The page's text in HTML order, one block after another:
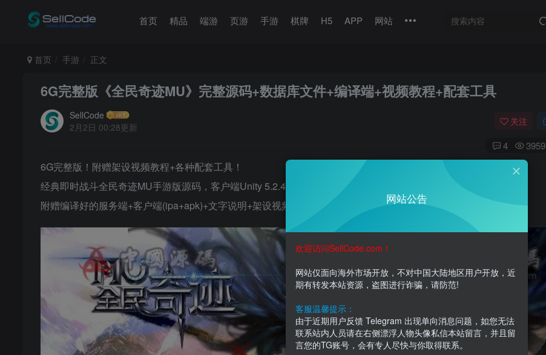
首页 精品 端游 页游 手游 棋牌 H5 APP 网站
首页 手游 正文
6G完整版《全民奇迹MU》完整源码+数据库文件+编译端+视频教程+配套工具
SellCode
2月2日 00:28更新
关注
4 3959
6G完整版！附赠架设视频教程+各种配套工具！
经典即时战斗全民奇迹MU手游版源码，客户端Unity 5.2.4f1开发，服务端C#开发，数据库完整，适合二次开发。
附赠编译好的服务端+客户端(ipa+apk)+文字说明+架设视频教程(高清)+配套工具
网站公告
欢迎访问SellCode.com！
网站仅面向海外市场开放，不对中国大陆地区用户开放，近
期有转发本站资源，盗图进行诈骗，请防范!
客服温馨提示：
由于近期用户反馈 Telegram 出现单向消息问题，如您无法
联系站内人员请在右侧漂浮人物头像私信本站留言，并且留
言您的TG账号，会有专人尽快与你取得联系。